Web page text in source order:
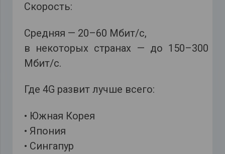
Скорость:
Средняя — 20–60 Мбит/с,
в некоторых странах — до 150–300
Мбит/с.
Где 4G развит лучше всего:
• Южная Корея
• Япония
• Сингапур